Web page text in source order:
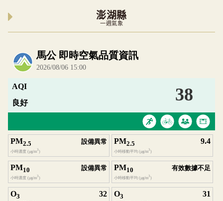
澎湖縣
一週氣象
內嵌空氣品質小工具為視覺預覽，完整即時空